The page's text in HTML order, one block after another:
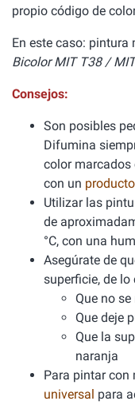
propio código de
En este caso:
Bicolor MIT T38 /
Consejos:
Son posibles
Difumina
color marcados
con un
Utilizar las
de
°C, con una
Asegúrate de
superficie, de lo
Que no
Que deje
Que la
naranja
Para pintar con
universal para